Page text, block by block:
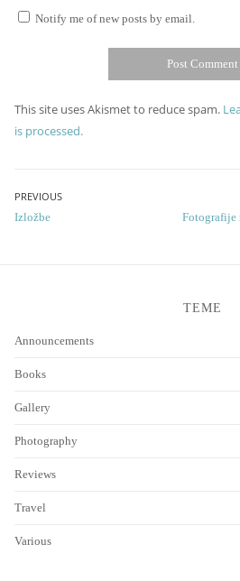
Notify me of new posts by email.
This site uses Akismet to reduce spam.
is processed.
Post
navigation
PREVIOUS
Previous
Izložbe
Next
Fotografije
TEME
Announcements
Books
Gallery
Photography
Reviews
Travel
Various